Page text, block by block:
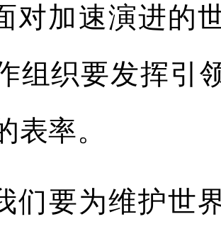
对加速演进的
组织要发挥引
表率。
们要为维护世